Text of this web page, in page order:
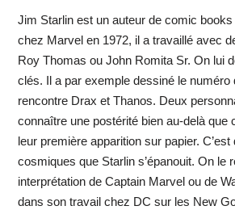
Jim Starlin est un auteur de comic
chez Marvel en 1972, il a travaillé avec
Roy Thomas ou John Romita Sr. On lui
clés. Il a par exemple dessiné le numéro
rencontre Drax et Thanos. Deux
connaître une postérité bien au-delà que
leur première apparition sur papier.
cosmiques que Starlin s’épanouit. On le
interprétation de Captain Marvel ou de
dans son travail chez DC sur les New